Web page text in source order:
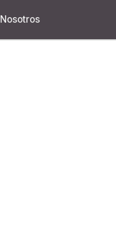
Nosotros